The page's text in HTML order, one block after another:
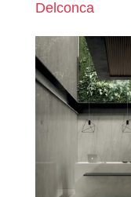
Delconca